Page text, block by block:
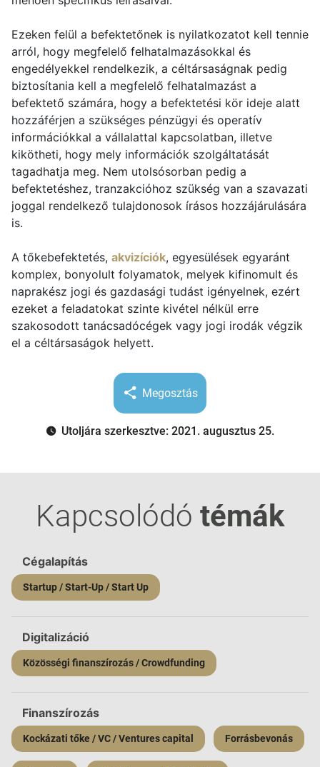
Ezeken felül a befektetőnek is nyilatkozatot kell tennie
arról, hogy megfelelő felhatalmazásokkal és
engedélyekkel rendelkezik, a céltársaságnak pedig
biztosítania kell a megfelelő felhatalmazást a
befektető számára, hogy a befektetési kör ideje alatt
hozzáférjen a szükséges pénzügyi és operatív
információkkal a vállalattal kapcsolatban, illetve
kikötheti, hogy mely információk szolgáltatását
tagadhatja meg. Nem utolsósorban pedig a
befektetéshez, tranzakcióhoz szükség van a szavazati
joggal rendelkező tulajdonosok írásos hozzájárulására
is.
A tőkebefektetés, akvizíciók, egyesülések egyaránt
komplex, bonyolult folyamatok, melyek kifinomult és
naprakész jogi és gazdasági tudást igényelnek, ezért
ezeket a feladatokat szinte kivétel nélkül erre
szakosodott tanácsadócégek vagy jogi irodák végzik
el a céltársaságok helyett.
Megosztás
Utoljára szerkesztve: 2021. augusztus 25.
Kapcsolódó témák
Cégalapítás
Startup / Start-Up / Start Up
Digitalizáció
Közösségi finanszírozás / Crowdfunding
Finanszírozás
Kockázati tőke / VC / Ventures capital Forrásbevonás